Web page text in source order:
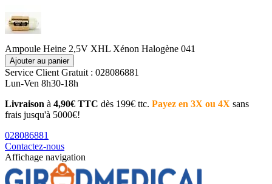
Ampoule Heine 2,5V XHL Xénon Halogène 041
Ajouter au panier
Service Client Gratuit : 028086881
Lun-Ven 8h30-18h
Livraison à 4,90€ TTC dès 199€ ttc. Payez en 3X ou 4X sans
frais jusqu'à 5000€!
028086881
Contactez-nous
Affichage navigation